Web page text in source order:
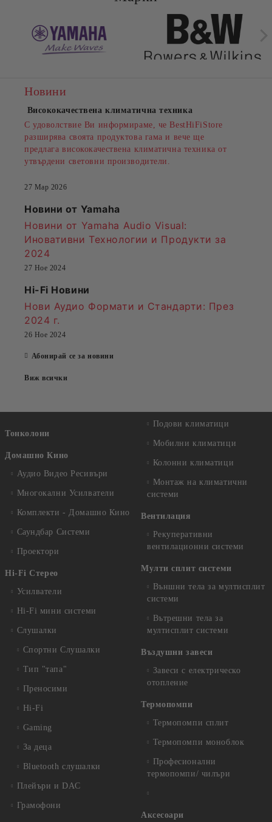
Новини
Висококачествена климатична техника
С удоволствие Ви информираме, че BestHiFiStore
разширява своята продуктова гама и вече ще
предлага висококачествена климатична техника от
утвърдени световни производители.
27 Мар 2026
Новини от Yamaha
Новини от Yamaha Audio Visual:
Иновативни Технологии и Продукти за
2024
27 Ное 2024
Hi-Fi Новини
Нови Аудио Формати и Стандарти: През
2024 г.
26 Ное 2024
Абонирай се за новини
Виж всички
Тонколони
Домашно Кино
Аудио Видео Рeсивъри
Многокални Усилватели
Комплекти - Домашно Кино
Саундбар Системи
Проектори
Hi-Fi Стерео
Усилватели
Hi-Fi мини системи
Слушалки
Спортни Слушалки
Тип "тапа"
Преносими
Hi-Fi
Gaming
За деца
Bluetooth слушалки
Плейъри и DAC
Грамофони
Подови климатици
Мобилни климатици
Колонни климатици
Монтаж на климатични
системи
Вентилация
Рекуперативни
вентилационни системи
Мулти сплит системи
Външни тела за мултисплит
системи
Вътрешни тела за
мултисплит системи
Въздушни завеси
Завеси с електрическо
отопление
Термопомпи
Термопомпи сплит
Термопомпи моноблок
Професионални
термопомпи/ чилъри
Аксесоари